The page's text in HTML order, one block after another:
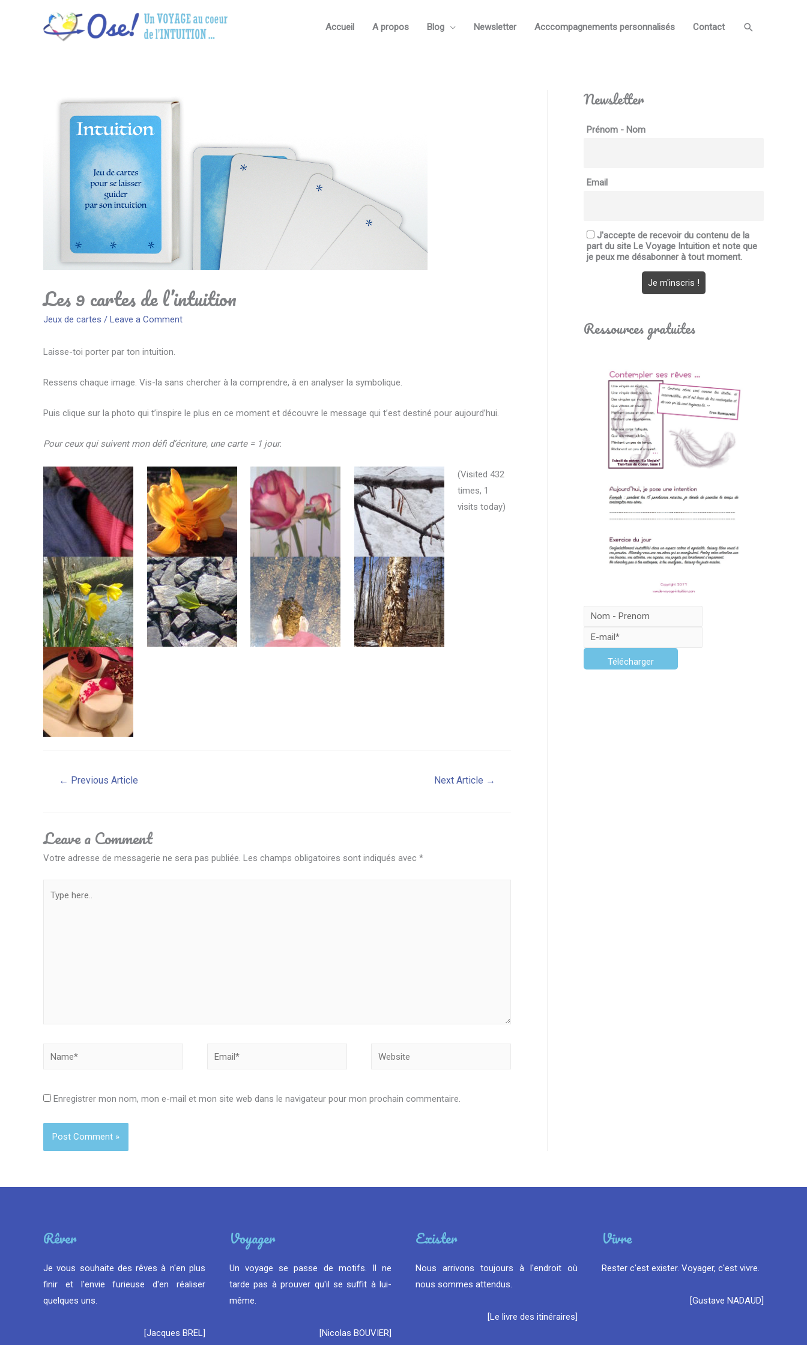
Accueil A propos Blog Newsletter Acccompagnements personnalisés Contact
Les 9 cartes de l’intuition
Jeux de cartes / Leave a Comment
Laisse-toi porter par ton intuition.
Ressens chaque image. Vis-la sans chercher à la comprendre, à en analyser la symbolique.
Puis clique sur la photo qui t’inspire le plus en ce moment et découvre le message qui t’est destiné pour aujourd’hui.
Pour ceux qui suivent mon défi d’écriture, une carte = 1 jour.
(Visited 432
times, 1
visits today)
Navigation
l’article
← Previous Article Next Article →
Leave a Comment
Votre adresse de messagerie ne sera pas publiée. Les champs obligatoires sont indiqués avec *
Name* Email* Website
Enregistrer mon nom, mon e-mail et mon site web dans le navigateur pour mon prochain commentaire.
Newsletter
Prénom - Nom
Email
J'accepte de recevoir du contenu de la
part du site Le Voyage Intuition et note que
je peux me désabonner à tout moment.
Ressources gratuites
Rêver
Je vous souhaite des rêves à n'en plus
finir et l'envie furieuse d'en réaliser
quelques uns.
[Jacques BREL]
Voyager
Un voyage se passe de motifs. Il ne
tarde pas à prouver qu'il se suffit à lui-
même.
[Nicolas BOUVIER]
Exister
Nous arrivons toujours à l'endroit où
nous sommes attendus.
[Le livre des itinéraires]
Vivre
Rester c'est exister. Voyager, c'est vivre.
[Gustave NADAUD]